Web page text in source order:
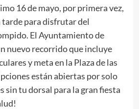
16 de mayo, por primera vez,
para disfrutar del
El Ayuntamiento de
nuevo recorrido que incluye
y meta en la Plaza de las
están abiertas por solo
sin tu dorsal para la gran fiesta